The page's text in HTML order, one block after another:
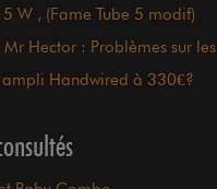
W , (Fame Tube 5 modif)
Mr Hector : Problèmes sur les
ampli Handwired à 330€?